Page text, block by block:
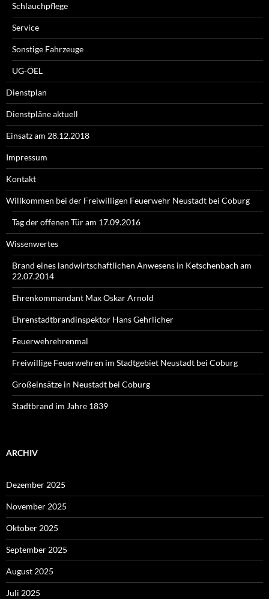
Schlauchpflege
Service
Sonstige Fahrzeuge
UG-ÖEL
Dienstplan
Dienstpläne aktuell
Einsatz am 28.12.2018
Impressum
Kontakt
Willkommen bei der Freiwilligen Feuerwehr Neustadt bei Coburg
Tag der offenen Tür am 17.09.2016
Wissenwertes
Brand eines landwirtschaftlichen Anwesens in Ketschenbach am
22.07.2014
Ehrenkommandant Max Oskar Arnold
Ehrenstadtbrandinspektor Hans Gehrlicher
Feuerwehrehrenmal
Freiwillige Feuerwehren im Stadtgebiet Neustadt bei Coburg
Großeinsätze in Neustadt bei Coburg
Stadtbrand im Jahre 1839
ARCHIV
Dezember 2025
November 2025
Oktober 2025
September 2025
August 2025
Juli 2025